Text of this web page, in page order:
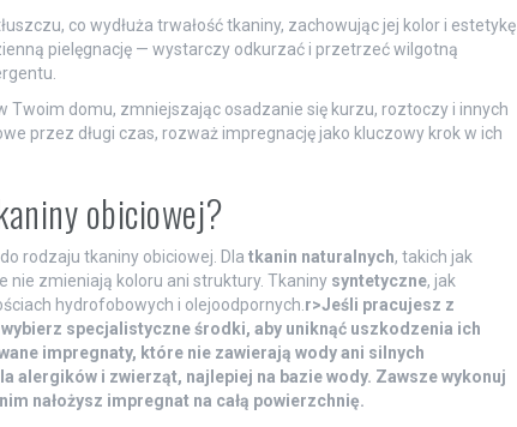
co wydłuża trwałość tkaniny, zachowując jej kolor i estetykę
pielęgnację — wystarczy odkurzać i przetrzeć wilgotną
Twoim domu, zmniejszając osadzanie się kurzu, roztoczy i innych
przez długi czas, rozważ impregnację jako kluczowy krok w ich
obiciowej?
rodzaju tkaniny obiciowej. Dla tkanin naturalnych, takich jak
nie zmieniają koloru ani struktury. Tkaniny syntetyczne, jak
hydrofobowych i olejoodpornych. r>Jeśli pracujesz z
specjalistyczne środki, aby uniknąć uszkodzenia ich
impregnaty, które nie zawierają wody ani silnych
alergików i zwierząt, najlepiej na bazie wody. Zawsze wykonuj
nałożysz impregnat na całą powierzchnię.